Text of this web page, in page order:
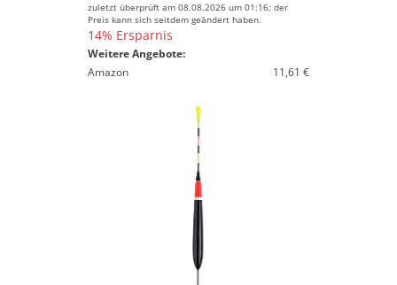
zuletzt überprüft am 08.08.2026 um 01:16; der
Preis kann sich seitdem geändert haben.
14% Ersparnis
Weitere Angebote:
Amazon
11,61 €